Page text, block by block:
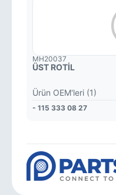
MH20037
ÜST ROTİL
Ürün OEM'leri (1)
- 115 333 08 27